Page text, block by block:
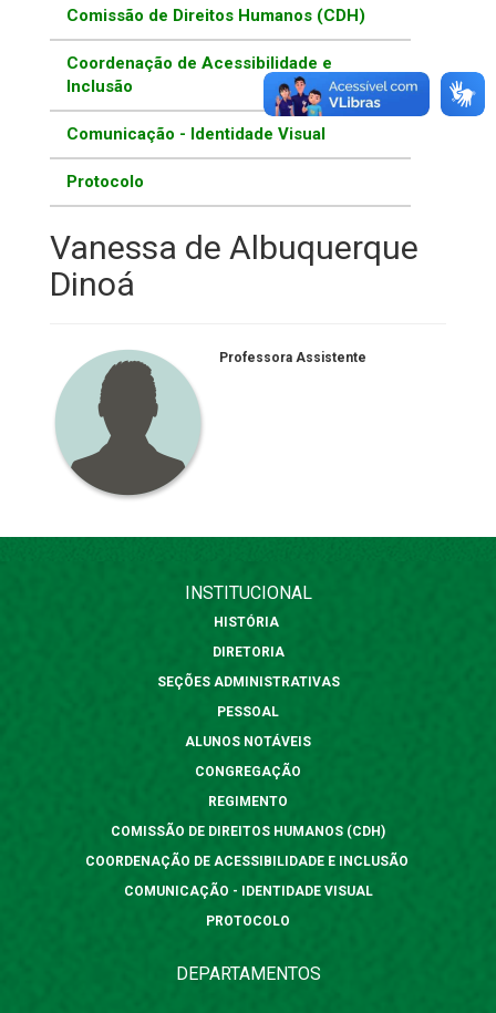
Comissão de Direitos Humanos (CDH)
Coordenação de Acessibilidade e
Inclusão
Comunicação - Identidade Visual
Protocolo
Vanessa de Albuquerque
Dinoá
Professora Assistente
INSTITUCIONAL
HISTÓRIA
DIRETORIA
SEÇÕES ADMINISTRATIVAS
PESSOAL
ALUNOS NOTÁVEIS
CONGREGAÇÃO
REGIMENTO
COMISSÃO DE DIREITOS HUMANOS (CDH)
COORDENAÇÃO DE ACESSIBILIDADE E INCLUSÃO
COMUNICAÇÃO - IDENTIDADE VISUAL
PROTOCOLO
DEPARTAMENTOS